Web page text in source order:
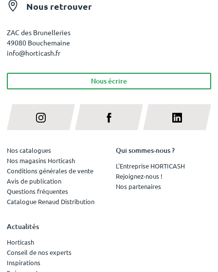
Nous retrouver
ZAC des Brunelleries
49080 Bouchemaine
info@horticash.fr
Nous écrire
Nos catalogues
Nos magasins Horticash
Conditions générales de vente
Avis de publication
Questions fréquentes
Catalogue Renaud Distribution
Qui sommes-nous ?
L'Entreprise HORTICASH
Rejoignez-nous !
Nos partenaires
Actualités
Horticash
Conseil de nos experts
Inspirations